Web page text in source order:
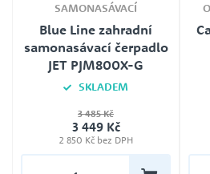
SAMONASÁVACÍ
Blue Line zahradní
samonasávací čerpadlo
JET PJM800X-G
SKLADEM
Jmenovité napětí
230V
3 485 Kč
3 449 Kč
2 850 Kč bez DPH